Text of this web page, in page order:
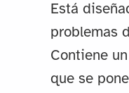
Está
problemas
Contiene
que se